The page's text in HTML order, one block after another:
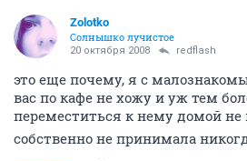
Zolotko
Солнышко лучистое
20 октября 2008 redflash
это еще почему, я с
вас по кафе не хожу и уж тем
переместиться к нему домой
собственно не принимала